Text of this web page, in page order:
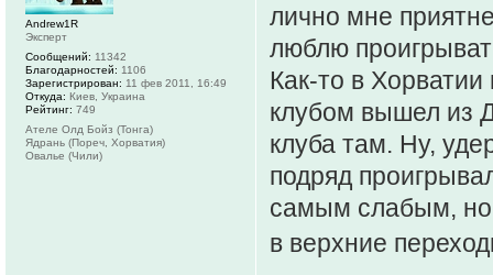
лично мне
люблю
Как-то в
клубом вышел из
клуба там. Ну,
подряд
самым слабым, но
в верхние
Andrew1R
Эксперт
Сообщений: 11342
Благодарностей: 1106
Зарегистрирован: 11 фев 2011, 16:49
Откуда: Киев, Украина
Рейтинг: 749
Ателе Олд Бойз (Тонга)
Ядрань (Пореч, Хорватия)
Овалье (Чили)